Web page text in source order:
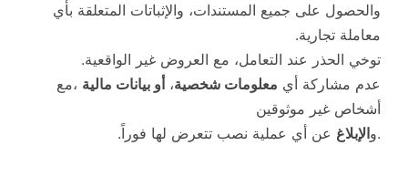
والحصول على جميع المستندات، والإثباتات المتعلقة بأي
معاملة تجارية.
توخي الحذر عند التعامل، مع العروض غير الواقعية.
عدم مشاركة أي معلومات شخصية، أو بيانات مالية ،مع
أشخاص غير موثوقين
.والإبلاغ عن أي عملية نصب تتعرض لها فوراً.